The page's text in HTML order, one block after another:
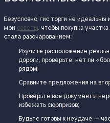
Безусловно, гис торги не
мои советы, чтобы покупка
стала разочарованием:
Изучите расположение
дороги, проверьте, нет ли
рядом;
Сравните предложения на
Проверьте все документы
избежать сюрпризов;
Будьте готовы к неудаче —